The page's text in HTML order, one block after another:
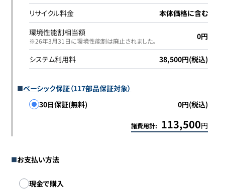
リサイクル料金
本体価格に含む
環境性能割相当額
※26年3月31日に環境性能割は廃止されました｡ 0円
システム利用料 38,500円(税込)
ベーシック保証（117部品保証対象）
30日保証(無料)
0円(税込)
諸費用計: 113,500円
お支払い方法
お支払い方法
現金で購入